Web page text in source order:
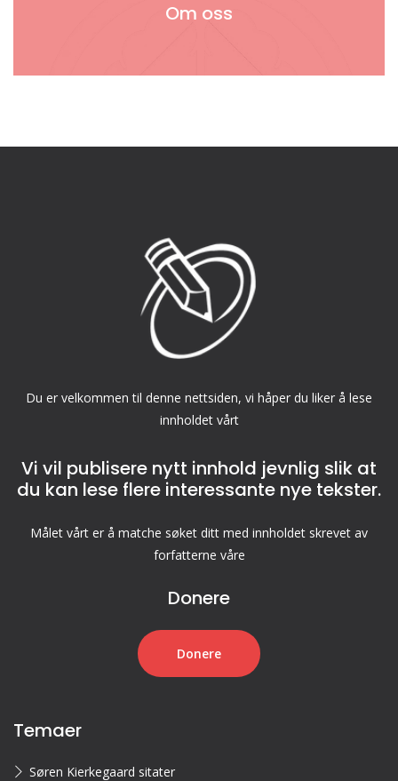
Om oss
Du er velkommen til denne nettsiden, vi håper du liker å lese
innholdet vårt
Vi vil publisere nytt innhold jevnlig slik at
du kan lese flere interessante nye tekster.
Målet vårt er å matche søket ditt med innholdet skrevet av
forfatterne våre
Donere
Donere
Temaer
Søren Kierkegaard sitater